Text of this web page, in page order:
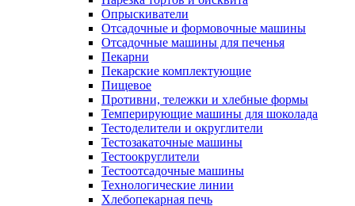
Опрыскиватели
Отсадочные и формовочные машины
Отсадочные машины для печенья
Пекарни
Пекарские комплектующие
Пищевое
Противни, тележки и хлебные формы
Темперирующие машины для шоколада
Тестоделители и округлители
Тестозакаточные машины
Тестоокруглители
Тестоотсадочные машины
Технологические линии
Хлебопекарная печь